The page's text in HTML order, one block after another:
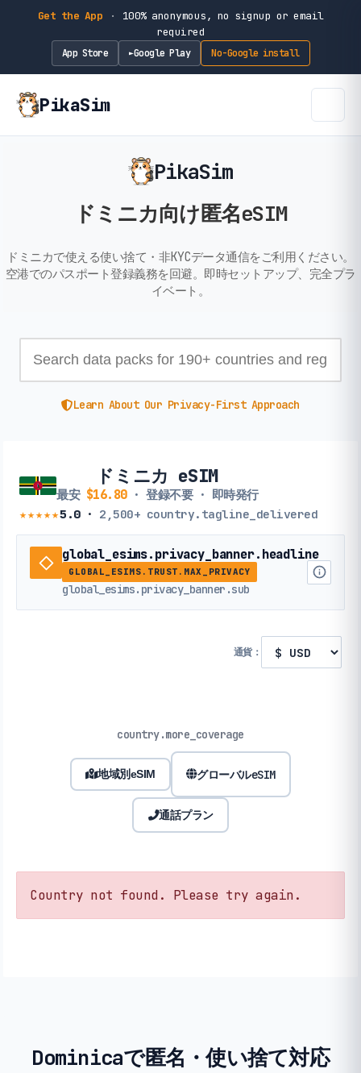
Get the App ·
100% anonymous, no signup or email
required
App Store ►Google Play No-Google install
PikaSim
PikaSim
ドミニカ向け匿名eSIM
ドミニカで使える使い捨て・非KYCデータ通信をご利用ください。
空港でのパスポート登録義務を回避。即時セットアップ、完全プラ
イベート。
Learn About Our Privacy-First Approach
ドミニカ eSIM
最安 $16.80· 登録不要 · 即時発行
★★★★★5.0· 2,500+ country.tagline_delivered
global_esims.privacy_banner.headline
GLOBAL_ESIMS.TRUST.MAX_PRIVACY
global_esims.privacy_banner.sub
通貨：
country.more_coverage
地域別eSIM グローバルeSIM
通話プラン
Country not found. Please try again.
Dominicaで匿名・使い捨て対応